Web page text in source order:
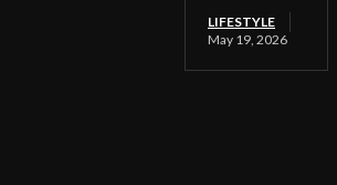
LIFESTYLE
May 19, 2026